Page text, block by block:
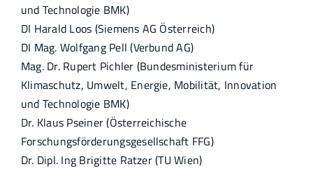
und Technologie BMK)
DI Harald Loos (Siemens AG Österreich)
DI Mag. Wolfgang Pell (Verbund AG)
Mag. Dr. Rupert Pichler (Bundesministerium für
Klimaschutz, Umwelt, Energie, Mobilität, Innovation
und Technologie BMK)
Dr. Klaus Pseiner (Österreichische
Forschungsförderungsgesellschaft FFG)
Dr. Dipl. Ing Brigitte Ratzer (TU Wien)